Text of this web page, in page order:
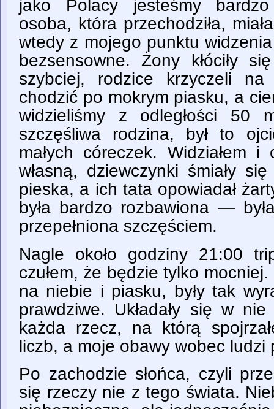
jako Polacy jesteśmy
osoba, która przechodziła,
wtedy z mojego punktu widzenia
bezsensowne. Żony kłóciły
szybciej, rodzice krzyczeli
chodzić po mokrym piasku, a
widzieliśmy z odległości 50
szczęśliwa rodzina, był to
małych córeczek. Widziałem
własną, dziewczynki śmiały
pieska, a ich tata opowiadał
była bardzo rozbawiona —
przepełniona szczęściem.
Nagle około godziny 21:00
czułem, że będzie tylko
na niebie i piasku, były tak
prawdziwe. Układały się w
każda rzecz, na którą
liczb, a moje obawy wobec ludzi
Po zachodzie słońca, czyli
się rzeczy nie z tego świata.